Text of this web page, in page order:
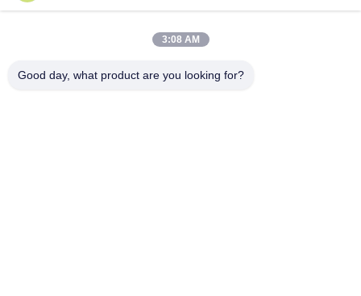
Máy cưa vòng gỗ CS1225B, Máy cưa dây CNC 18 inch
MJ223A MJ224C MJ224D Máy cưa vòng dây chế biến gỗ Đồ
3:08 AM
Good day, what product are you looking for?